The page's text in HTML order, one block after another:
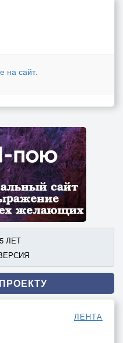
на сайт.
ЛЕТ
ЛЕНТА